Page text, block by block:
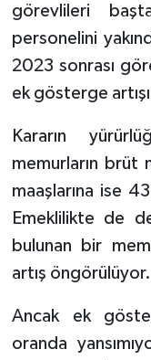
görevlileri
personelini
2023 sonrası
ek gösterge
Kararın
memurların brüt
maaşlarına ise
Emeklilikte de
bulunan bir
artış öngörülüyor.
Ancak ek
oranda
İletişim
Künye